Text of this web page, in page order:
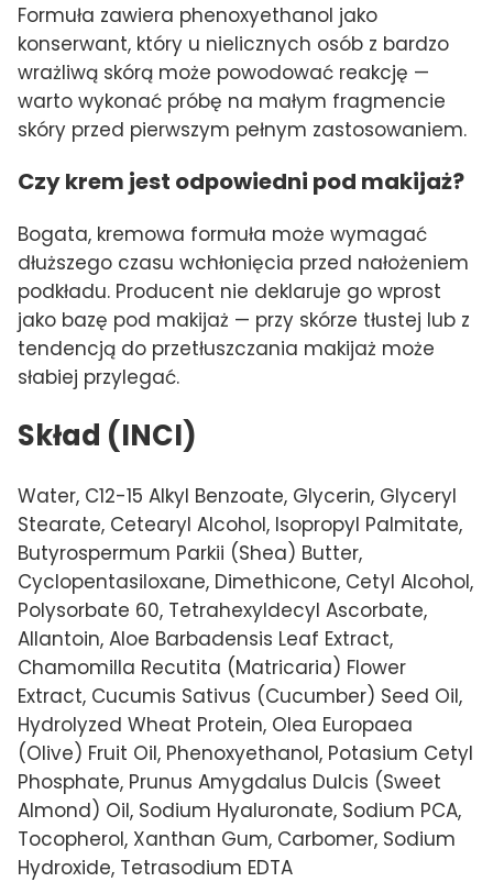
Formuła zawiera phenoxyethanol jako
konserwant, który u nielicznych osób z bardzo
wrażliwą skórą może powodować reakcję —
warto wykonać próbę na małym fragmencie
skóry przed pierwszym pełnym zastosowaniem.
Czy krem jest odpowiedni pod makijaż?
Bogata, kremowa formuła może wymagać
dłuższego czasu wchłonięcia przed nałożeniem
podkładu. Producent nie deklaruje go wprost
jako bazę pod makijaż — przy skórze tłustej lub z
tendencją do przetłuszczania makijaż może
słabiej przylegać.
Skład (INCI)
Water, C12-15 Alkyl Benzoate, Glycerin, Glyceryl
Stearate, Cetearyl Alcohol, Isopropyl Palmitate,
Butyrospermum Parkii (Shea) Butter,
Cyclopentasiloxane, Dimethicone, Cetyl Alcohol,
Polysorbate 60, Tetrahexyldecyl Ascorbate,
Allantoin, Aloe Barbadensis Leaf Extract,
Chamomilla Recutita (Matricaria) Flower
Extract, Cucumis Sativus (Cucumber) Seed Oil,
Hydrolyzed Wheat Protein, Olea Europaea
(Olive) Fruit Oil, Phenoxyethanol, Potasium Cetyl
Phosphate, Prunus Amygdalus Dulcis (Sweet
Almond) Oil, Sodium Hyaluronate, Sodium PCA,
Tocopherol, Xanthan Gum, Carbomer, Sodium
Hydroxide, Tetrasodium EDTA